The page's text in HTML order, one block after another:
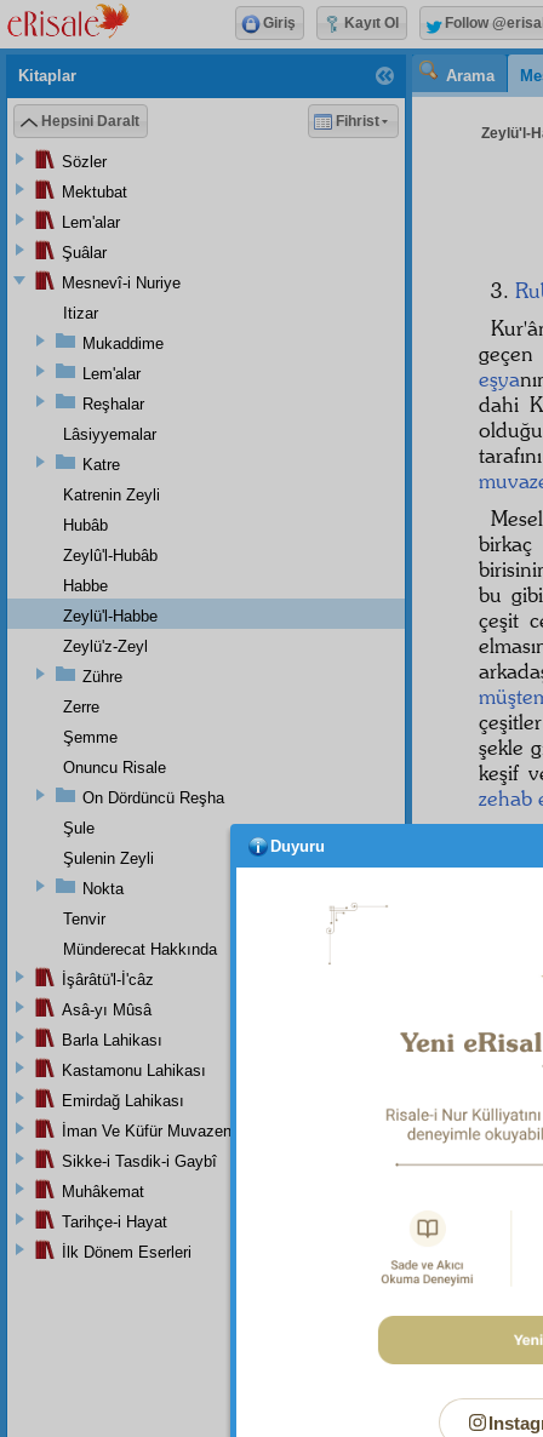
Arama
Zeylü'l-
3.
eşya
dahi
bu
çeşit
şekle
keşif
zehab
Kitaplar
Hepsini Daralt Fihrist
Sözler
Mektubat
Lem'alar
Şuâlar
Mesnevî-i Nuriye
Itizar
Mukaddime
Lem'alar
Reşhalar
Lâsiyyemalar
Katre
Katrenin Zeyli
Hubâb
Zeylû'l-Hubâb
Habbe
Zeylü'l-Habbe
Zeylü'z-Zeyl
Zühre
Zerre
Şemme
Onuncu Risale
On Dördüncü Reşha
Şule
Şulenin Zeyli
Nokta
Tenvir
Münderecat Hakkında
İşârâtü'l-İ'câz
Asâ-yı Mûsâ
Barla Lahikası
Kastamonu Lahikası
Emirdağ Lahikası
İman Ve Küfür Muvazeneleri
Sikke-i Tasdik-i Gaybî
Muhâkemat
Tarihçe-i Hayat
İlk Dönem Eserleri
Giriş Kayıt Ol Follow
Duyuru